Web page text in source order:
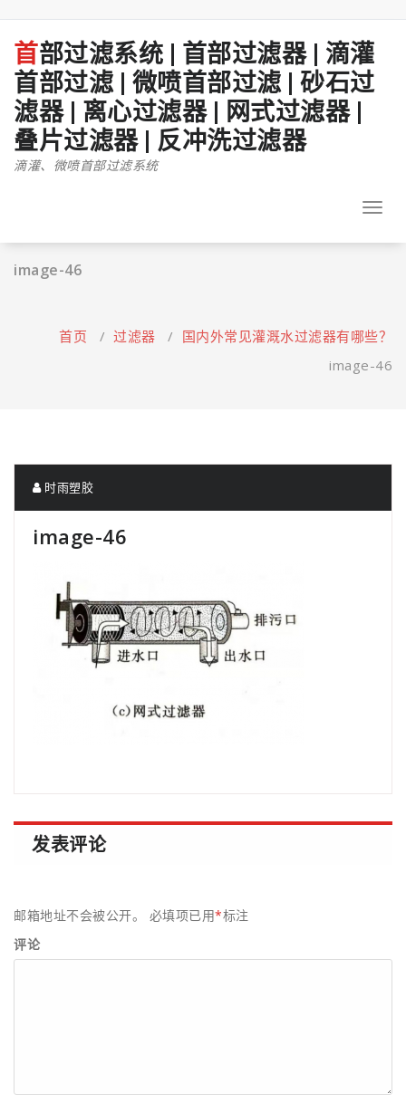
首部过滤系统 | 首部过滤器 | 滴灌
首部过滤 | 微喷首部过滤 | 砂石过
滤器 | 离心过滤器 | 网式过滤器 |
叠片过滤器 | 反冲洗过滤器
滴灌、微喷首部过滤系统
image-46
首页 / 过滤器 / 国内外常见灌溉水过滤器有哪些？
image-46
时雨塑胶
image-46
发表评论
邮箱地址不会被公开。 必填项已用*标注
评论